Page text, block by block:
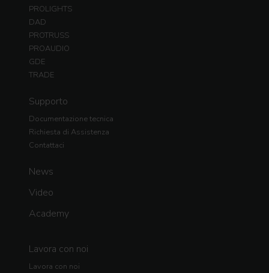
PROLIGHTS
DAD
PROTRUSS
PROAUDIO
GDE
TRADE
Supporto
Documentazione tecnica
Richiesta di Assistenza
Contattaci
News
Video
Academy
Lavora con noi
Lavora con noi